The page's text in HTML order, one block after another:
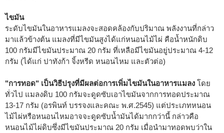
ไขมัน
ระดับไขมันในอาหารแมลงจะสอดคล้องกับปริมาณ พลังงานที่กล่าว
มาแล้วข้างต้น แมลงที่มีไขมันสูงได้แก่หนอนไม้ไผ่ คือน้ำหนักดิบ
100 กรัมมีไขมันประมาณ 20 กรัม ที่เหลือมีไขมันอยู่ประมาณ 4-12
กรัม (ได้แก่ ปาทังก้า จิ้งหรีด หนอนไหม และตัวต่อ)
"การทอด" เป็นวิธีปรุงที่มีผลต่อการเพิ่มไขมันในอาหารแมลง โดย
ทั่วไป แมลงดิบ 100 กรัมจะดูดซับเอาไขมันจากการทอดประมาณ
13-17 กรัม (อรพินท์ บรรจงและคณะ พ.ศ.2545) แต่ประเภทหนอน
ไม้ไผ่หรือหนอนไหมอาจจะดูดซับน้ำมันได้มากกว่านี้ กล่าวคือ
หนอนไม้ไผ่ดิบซึ่งมีไขมันประมาณ 20 กรัม เมื่อนำมาทอดพบว่าใน